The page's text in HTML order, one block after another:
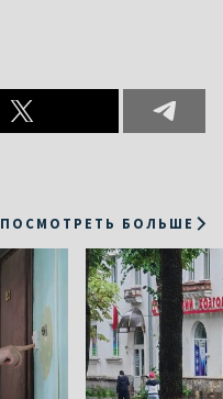
ПОСМОТРЕТЬ БОЛЬШЕ